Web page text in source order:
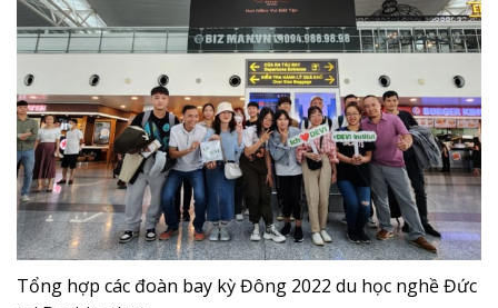
Tổng hợp các đoàn bay kỳ Đông 2022 du học nghề Đức